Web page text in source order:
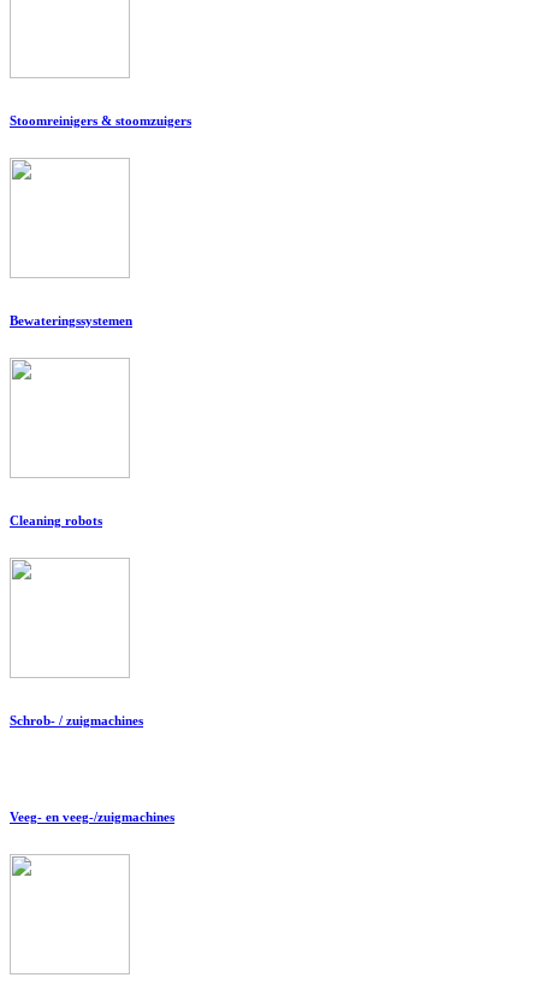
Stoomreinigers & stoomzuigers
Bewateringssystemen
Cleaning robots
Schrob- / zuigmachines
Veeg- en veeg-/zuigmachines